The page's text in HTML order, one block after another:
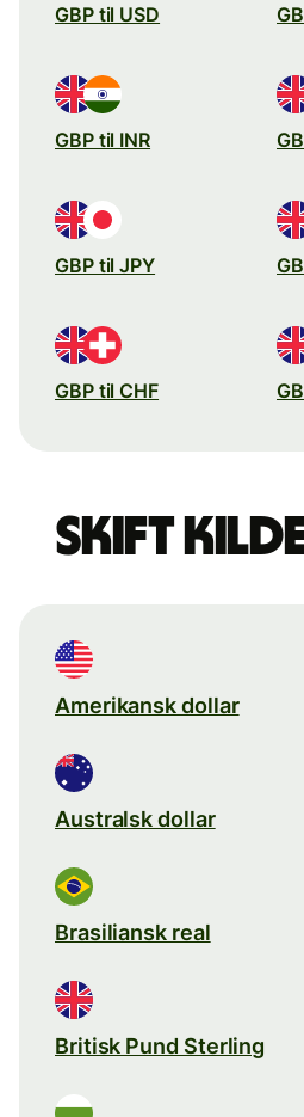
GBP til USD
GBP til INR
GBP til JPY
GBP til CHF
Skift
Amerikansk dollar
Australsk dollar
Brasiliansk real
Britisk Pund Sterling